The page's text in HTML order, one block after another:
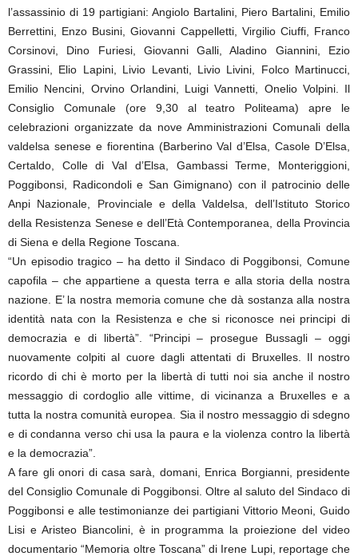
l’assassinio di 19 partigiani: Angiolo Bartalini, Piero Bartalini, Emilio
Berrettini, Enzo Busini, Giovanni Cappelletti, Virgilio Ciuffi, Franco
Corsinovi, Dino Furiesi, Giovanni Galli, Aladino Giannini, Ezio
Grassini, Elio Lapini, Livio Levanti, Livio Livini, Folco Martinucci,
Emilio Nencini, Orvino Orlandini, Luigi Vannetti, Onelio Volpini. Il
Consiglio Comunale (ore 9,30 al teatro Politeama) apre le
celebrazioni organizzate da nove Amministrazioni Comunali della
valdelsa senese e fiorentina (Barberino Val d’Elsa, Casole D’Elsa,
Certaldo, Colle di Val d’Elsa, Gambassi Terme, Monteriggioni,
Poggibonsi, Radicondoli e San Gimignano) con il patrocinio delle
Anpi Nazionale, Provinciale e della Valdelsa, dell’Istituto Storico
della Resistenza Senese e dell’Età Contemporanea, della Provincia
di Siena e della Regione Toscana.
“Un episodio tragico – ha detto il Sindaco di Poggibonsi, Comune
capofila – che appartiene a questa terra e alla storia della nostra
nazione. E’ la nostra memoria comune che dà sostanza alla nostra
identità nata con la Resistenza e che si riconosce nei principi di
democrazia e di libertà”. “Principi – prosegue Bussagli – oggi
nuovamente colpiti al cuore dagli attentati di Bruxelles. Il nostro
ricordo di chi è morto per la libertà di tutti noi sia anche il nostro
messaggio di cordoglio alle vittime, di vicinanza a Bruxelles e a
tutta la nostra comunità europea. Sia il nostro messaggio di sdegno
e di condanna verso chi usa la paura e la violenza contro la libertà
e la democrazia”.
A fare gli onori di casa sarà, domani, Enrica Borgianni, presidente
del Consiglio Comunale di Poggibonsi. Oltre al saluto del Sindaco di
Poggibonsi e alle testimonianze dei partigiani Vittorio Meoni, Guido
Lisi e Aristeo Biancolini, è in programma la proiezione del video
documentario “Memoria oltre Toscana” di Irene Lupi, reportage che